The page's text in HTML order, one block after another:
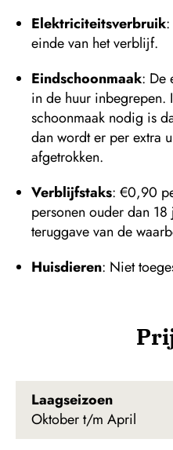
Elektriciteitsverbruik
einde van het verblijf.
Eindschoonmaak: De
in de huur inbegrepen.
schoonmaak nodig is
dan wordt er per extra
afgetrokken.
Verblijfstaks: €0,90
personen ouder dan
teruggave van de
Huisdieren: Niet
Laagseizoen
Oktober t/m April